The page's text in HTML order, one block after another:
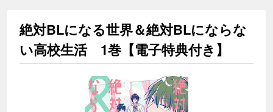
絶対BLになる世界＆絶対BLにならな
い高校生活 1巻【電子特典付き】